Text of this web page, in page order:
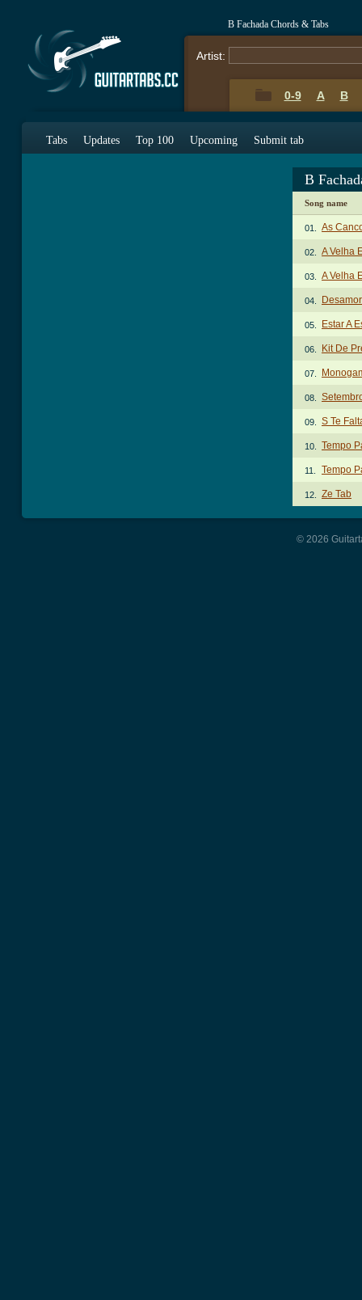
B Fachada Chords & Tabs
Artist:
0-9 A B
Tabs Updates Top 100 Upcoming Submit tab
B
Song name
01. As
02. A Velha
03. A Velha
04.
05. Estar A
06. Kit De
07.
08.
09. S Te
10. Tempo
11. Tempo
12. Ze Tab
© 2026